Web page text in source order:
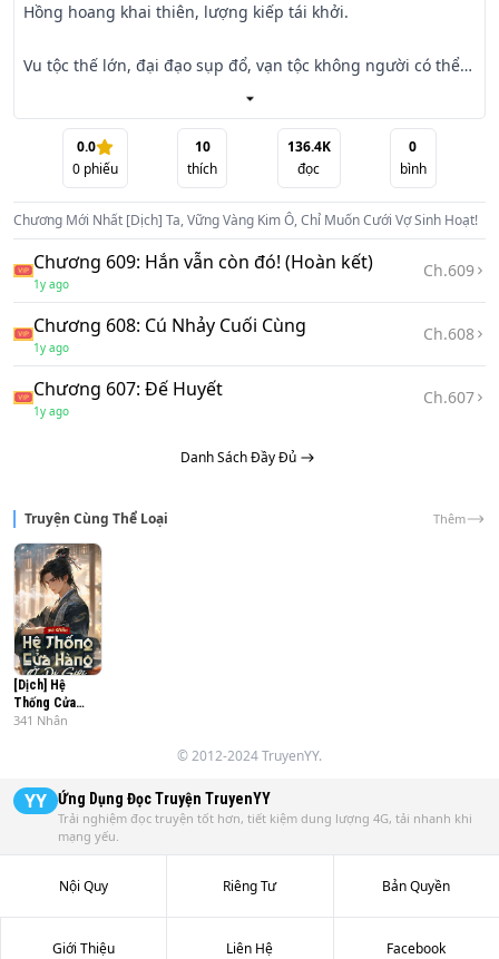
Hồng hoang khai thiên, lượng kiếp tái khởi.
Vu tộc thế lớn, đại đạo sụp đổ, vạn tộc không người có thể
Tiên thiên đại năng, chư tộc thủ lĩnh, cùng nhau tề tụ Thái
Dương tinh, ba lần quỳ, chín lần lạy, khẩn cầu Thái Dương
Thần – Phù Quang đại nhân rời núi.
Phù Quang yên lặng ngồi giữa nhật luân, một tay nướng
cá, một tay gãi bụng, nghe xong toàn bộ tố khổ cầu viện,
trầm ngâm thật lâu…
0.0
0 phiếu
10
thích
136.4K
đọc
0
bình
Chương Mới Nhất [Dịch] Ta, Vững Vàng Kim Ô, Chỉ Muốn Cưới Vợ Sinh Hoạt!
Chương 609: Hắn vẫn còn đó! (Hoàn kết)
1y ago
Ch.609
Chương 608: Cú Nhảy Cuối Cùng
1y ago
Ch.608
Chương 607: Đế Huyết
1y ago
Ch.607
Danh Sách Đầy Đủ
Truyện Cùng Thể Loại Thêm
[Dịch] Hệ
Thống Cửa
Hàng Ở Dị Giới
341 Nhân
© 2012-2024 TruyenYY.
YY Ứng Dụng Đọc Truyện TruyenYY
Trải nghiệm đọc truyện tốt hơn, tiết kiệm dung lượng 4G, tải nhanh khi
mạng yếu.
Nội Quy Riêng Tư Bản Quyền
Giới Thiệu Liên Hệ Facebook